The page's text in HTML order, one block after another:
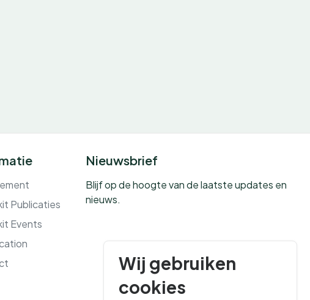
Wij gebruiken
cookies
Publicaties
Events
Nieuwsbrief
Blijf op de hoogte van de laatste updates en
nieuws.